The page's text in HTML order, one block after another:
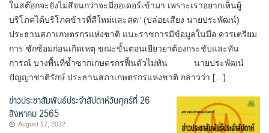
ในสต๊อกจะยังไม่สีจนกว่าจะมีออเดอร์เข้ามา เพราะเราอยากเห็นผู้
บริโภคได้บริโภคข้าวที่สีใหม่และสด” (ปล่อย​เสียง​ นายป​ระพัฒน์)​
ประธานสภา​เกษตรกร​แห่งชาติ แนะราชการมีข้อมูลในมือ ควรเตรียม
การ ซักซ้อมก่อนเกิดเหตุ ขณะขั้นตอนเยียวยาต้องกระชับและทัน
การณ์ บางพื้นที่ซ้ำซากเกษตรกรฟื้นตัวไม่ทัน นายประพัฒน์​
ปัญญา​ชาติ​รักษ์​ ประธาน​สภา​เกษตรกร​แห่งชาติ​ กล่าวว่า […]
ข่าวประชาสัมพันธ์ประจำสัปดาห์วันศุกร์ที่ 26
สิงหาคม 2565
August 27, 2022